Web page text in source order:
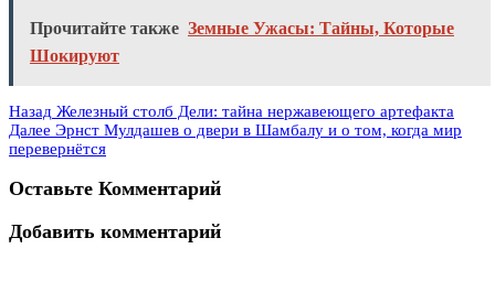
Прочитайте также Земные Ужасы: Тайны, Которые
Шокируют
Назад Железный столб Дели: тайна нержавеющего артефакта
Далее Эрнст Мулдашев о двери в Шамбалу и о том, когда мир
перевернётся
Оставьте Комментарий
Добавить комментарий